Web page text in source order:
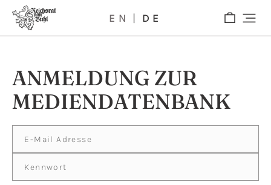
EN DE
ANMELDUNG ZUR
MEDIENDATENBANK